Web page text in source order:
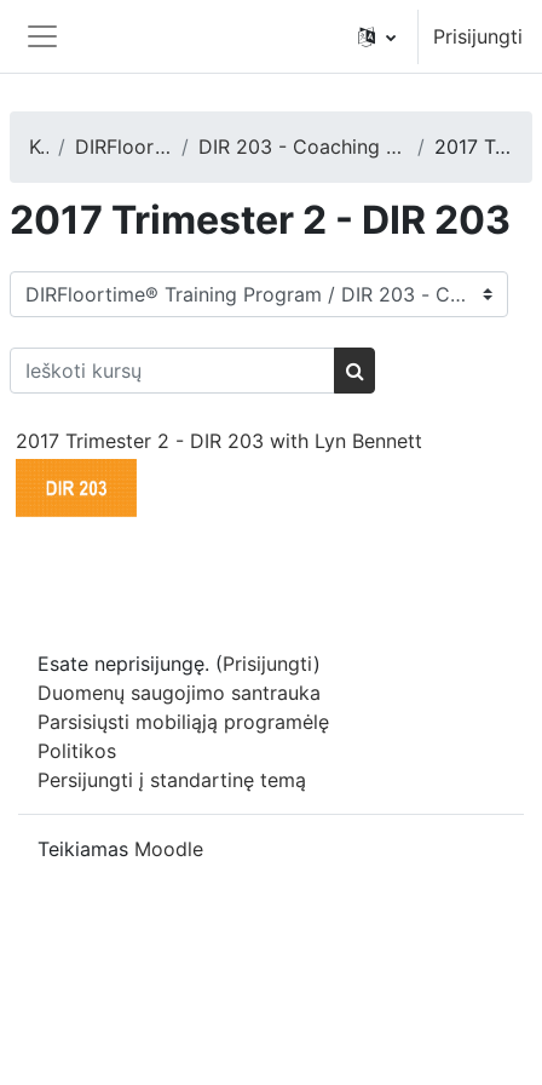
Šoninis skydelis
Prisijungti
Kursai DIRFloortime® Training Program DIR 203 - Coaching Caregivers, Teachers, or Other Care Providers 2017 Trimester 2 - DIR 203
2017 Trimester 2 - DIR 203
Kursų kategorijos
Ieškoti kursų
Ieškoti kursų
2017 Trimester 2 - DIR 203 with Lyn Bennett
Esate neprisijungę. (Prisijungti)
Duomenų saugojimo santrauka
Parsisiųsti mobiliąją programėlę
Politikos
Persijungti į standartinę temą
Teikiamas Moodle